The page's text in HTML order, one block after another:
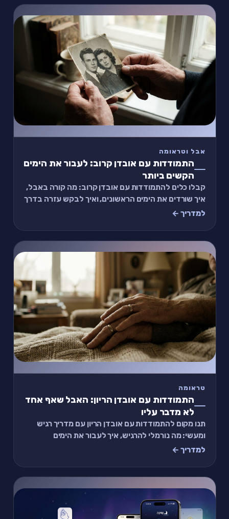
אבל וטראומה
התמודדות עם אובדן קרוב: לעבור את הימים
הקשים ביותר
קבלו כלים להתמודדות עם אובדן קרוב: מה קורה באבל,
איך שורדים את הימים הראשונים, ואיך לבקש עזרה בדרך
שלא חונקת אתכם עוד יותר, גם אם קשה לדבר.
למדריך ←
טראומה
התמודדות עם אובדן הריון: האבל שאף אחד
לא מדבר עליו
תנו מקום להתמודדות עם אובדן הריון עם מדריך רגיש
ומעשי: מה נורמלי להרגיש, איך לעבור את הימים
הראשונים ואיפה אפשר להישען בלי להרגיש לבד.
למדריך ←